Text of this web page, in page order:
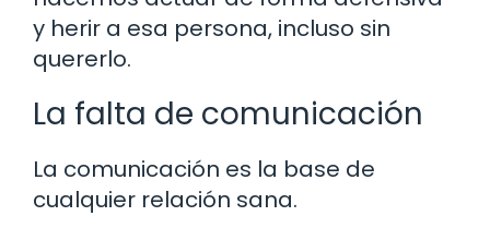
y herir a esa persona, incluso sin
quererlo.
La falta de comunicación
La comunicación es la base de
cualquier relación sana.